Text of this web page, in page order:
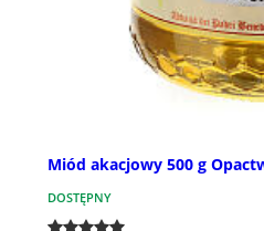
Miód akacjowy 500 g
DOSTĘPNY